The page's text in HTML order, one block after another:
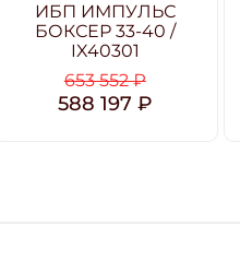
ИБП ИМПУЛЬС
БОКСЕР 33-40 /
IX40301
653 552 ₽
588 197 ₽